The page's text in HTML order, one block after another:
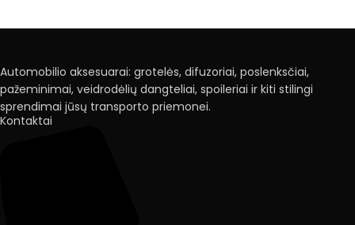
Automobilio aksesuarai: grotelės, difuzoriai, poslenksčiai,
pažeminimai, veidrodėlių dangteliai, spoileriai ir kiti stilingi
sprendimai jūsų transporto priemonei.
Kontaktai